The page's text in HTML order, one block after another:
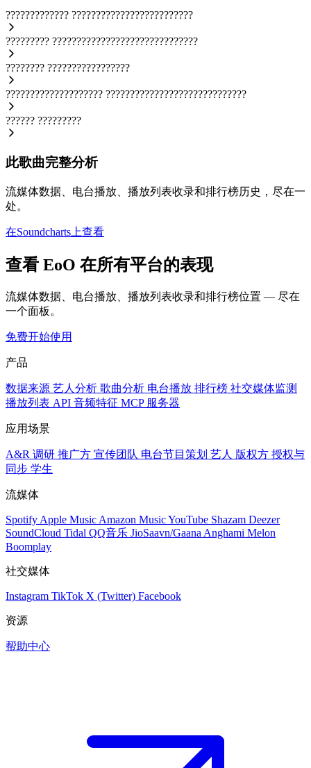
????????????? ?????????????????????????
????????? ??????????????????????????????
???????? ?????????????????
???????????????????? ?????????????????????????????
?????? ?????????
此歌曲完整分析
流媒体数据、电台播放、播放列表收录和排行榜历史，尽在一
处。
在Soundcharts上查看
查看 EoO 在所有平台的表现
流媒体数据、电台播放、播放列表收录和排行榜位置 — 尽在
一个面板。
免费开始使用
产品
数据来源 艺人分析 歌曲分析 电台播放 排行榜 社交媒体监测
播放列表 API 音频特征 MCP 服务器
应用场景
A&R 调研 推广方 宣传团队 电台节目策划 艺人 版权方 授权与
同步 学生
流媒体
Spotify Apple Music Amazon MusicYouTube Shazam Deezer
SoundCloud Tidal QQ音乐 JioSaavn/Gaana Anghami Melon
Boomplay
社交媒体
Instagram TikTok X (Twitter) Facebook
资源
帮助中心